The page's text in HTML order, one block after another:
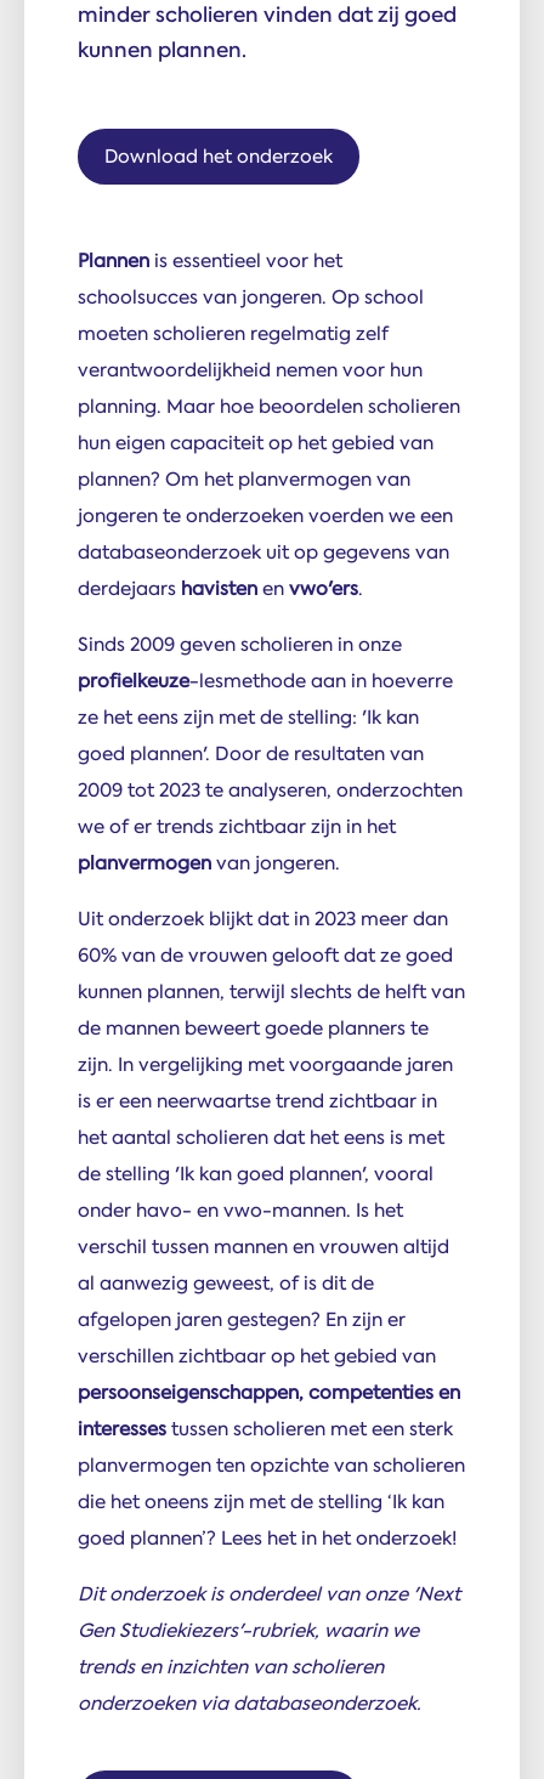
minder scholieren vinden dat zij goed
kunnen plannen.
Download het onderzoek
Plannen is essentieel voor het
schoolsucces van jongeren. Op school
moeten scholieren regelmatig zelf
verantwoordelijkheid nemen voor hun
planning. Maar hoe beoordelen scholieren
hun eigen capaciteit op het gebied van
plannen? Om het planvermogen van
jongeren te onderzoeken voerden we een
databaseonderzoek uit op gegevens van
derdejaars havistenenvwo'ers.
Sinds 2009 geven scholieren in onze
profielkeuze-lesmethode aan in hoeverre
ze het eens zijn met de stelling: 'Ik kan
goed plannen'. Door de resultaten van
2009 tot 2023 te analyseren, onderzochten
we of er trends zichtbaar zijn in het
planvermogenvan jongeren.
Uit onderzoek blijkt dat in 2023 meer dan
60% van de vrouwen gelooft dat ze goed
kunnen plannen, terwijl slechts de helft van
de mannen beweert goede planners te
zijn. In vergelijking met voorgaande jaren
is er een neerwaartse trend zichtbaar in
het aantal scholieren dat het eens is met
de stelling 'Ik kan goed plannen', vooral
onder havo- en vwo-mannen. Is het
verschil tussen mannen en vrouwen altijd
al aanwezig geweest, of is dit de
afgelopen jaren gestegen? En zijn er
verschillen zichtbaar op het gebied van
persoonseigenschappen, competenties en
interessestussen scholieren met een sterk
planvermogen ten opzichte van scholieren
die het oneens zijn met de stelling ‘Ik kan
goed plannen’? Lees het in het onderzoek!
Dit onderzoek is onderdeel van onze 'Next
Gen Studiekiezers'-rubriek, waarin we
trends en inzichten van scholieren
onderzoeken via databaseonderzoek.